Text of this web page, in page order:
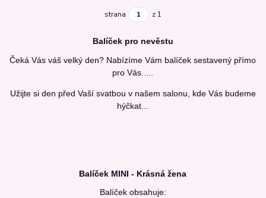
strana z 1
Balíček pro nevěstu
Čeká Vás váš velký den? Nabízíme Vám balíček sestavený přímo
pro Vás.....
Užijte si den před Vaší svatbou v našem salonu, kde Vás budeme
hýčkat...
Balíček MINI - Krásná žena
Balíček obsahuje: